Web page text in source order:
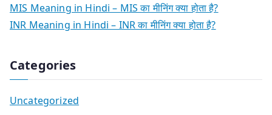
MIS Meaning in Hindi – MIS का मीनिंग क्या होता है?
INR Meaning in Hindi – INR का मीनिंग क्या होता है?
Categories
Uncategorized